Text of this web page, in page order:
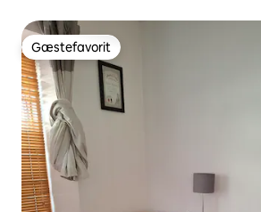
Gæstefavorit
Gæstefavorit